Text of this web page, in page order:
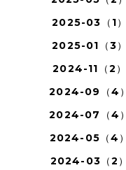
2025-03（1）
2025-01（3）
2024-11（2）
2024-09（4）
2024-07（4）
2024-05（4）
2024-03（2）